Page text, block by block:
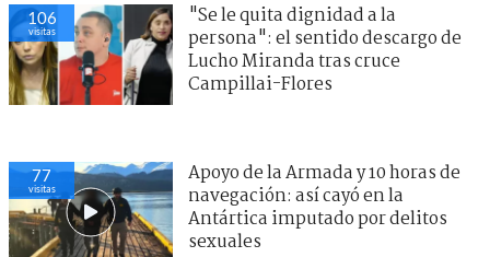
106
visitas
"Se le quita dignidad a la
persona": el sentido descargo de
Lucho Miranda tras cruce
Campillai-Flores
77
visitas
Apoyo de la Armada y 10 horas de
navegación: así cayó en la
Antártica imputado por delitos
sexuales